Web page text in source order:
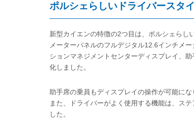
ポルシェらしいドライバースタ
新型カイエンの特徴の2つ目は、ポルシェらし
メーターパネルのフルデジタル12.6インチメ
ションマネジメントセンターディスプレイ、
化しました。
助手席の乗員もディスプレイの操作が可能に
また、ドライバーがよく使用する機能は、ス
した。